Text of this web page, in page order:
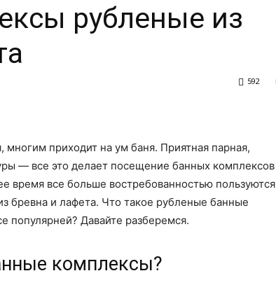
рубленые из
592
многим приходит на ум баня. Приятная парная,
— все это делает посещение банных комплексов
время все больше востребованностью пользуются
бревна и лафета. Что такое рубленые банные
популярней? Давайте разберемся.
комплексы?